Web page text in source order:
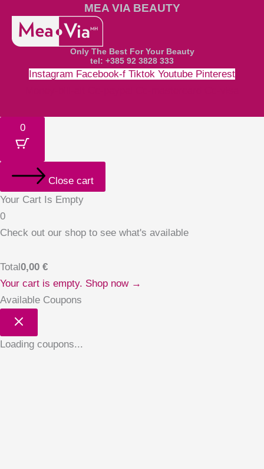
MEA VIA BEAUTY
Only The Best For Your Beauty
tel: +385 92 3828 333
Instagram Facebook-f Tiktok Youtube Pinterest
0
Close cart
Your Cart Is Empty
0
Check out our shop to see what's available
Total0,00 €
Your cart is empty. Shop now →
Available Coupons
Loading coupons...